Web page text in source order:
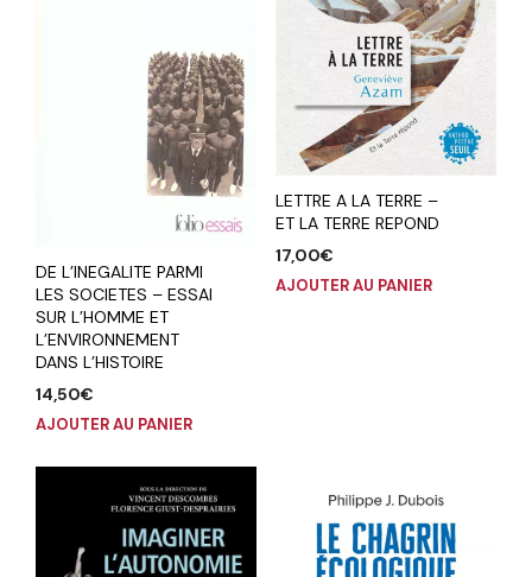
DE L’INEGALITE PARMI
LES SOCIETES – ESSAI
SUR L’HOMME ET
L’ENVIRONNEMENT
DANS L’HISTOIRE
14,50€
AJOUTER AU PANIER
LETTRE A LA TERRE –
ET LA TERRE REPOND
17,00€
AJOUTER AU PANIER